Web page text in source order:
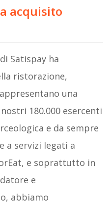
acquisito
di Satispay ha
ristorazione,
una
180.000 esercenti
e da sempre
a servizi legati a
e soprattutto in
e
abbiamo